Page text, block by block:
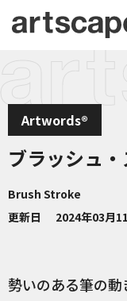
Artwords®
ブラッシュ
Brush Stroke
更新日
2024年03月
勢いのある筆の